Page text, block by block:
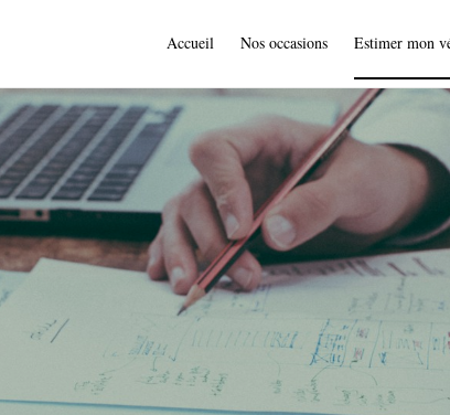
Accueil Nos occasions Estimer mon